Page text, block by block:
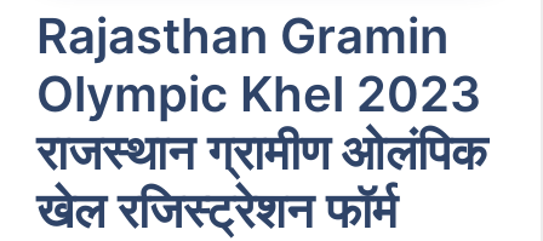
Rajasthan Gramin
Olympic Khel 2023
राजस्थान ग्रामीण ओलंपिक
खेल रजिस्ट्रेशन फॉर्म